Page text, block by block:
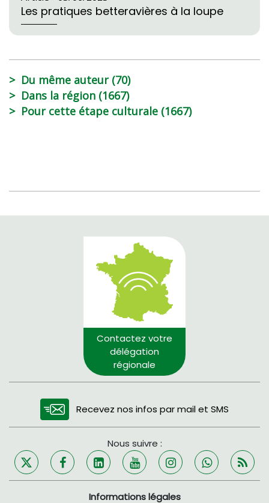
Les pratiques betteravières à la loupe
Du même auteur (70)
Dans la région (1667)
Pour cette étape culturale (1667)
Contactez votre
délégation
régionale
Recevez nos infos par mail et SMS
Nous suivre :
Informations légales